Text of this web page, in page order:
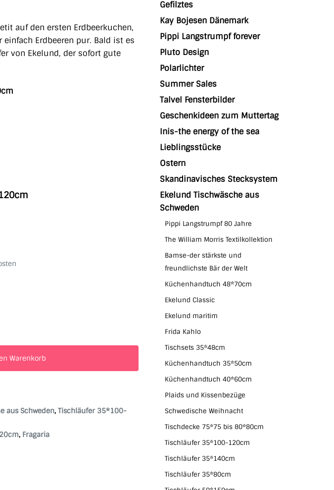
auf den ersten Erdbeerkuchen,
Erdbeeren pur. Bald ist es
von Ekelund, der sofort gute
Warenkorb
aus Schweden, Tischläufer 35*100-
, Fragaria
Gefilztes
Kay Bojesen Dänemark
Pippi Langstrumpf forever
Pluto Design
Polarlichter
Summer Sales
Talvel Fensterbilder
Geschenkideen zum Muttertag
Inis-the energy of the sea
Lieblingsstücke
Ostern
Skandinavisches Stecksystem
Ekelund Tischwäsche aus
Schweden
Pippi Langstrumpf 80 Jahre
The William Morris Textilkollektion
Bamse-der stärkste und
freundlichste Bär der Welt
Küchenhandtuch 48*70cm
Ekelund Classic
Ekelund maritim
Frida Kahlo
Tischsets 35*48cm
Küchenhandtuch 35*50cm
Küchenhandtuch 40*60cm
Plaids und Kissenbezüge
Schwedische Weihnacht
Tischdecke 75*75 bis 80*80cm
Tischläufer 35*100-120cm
Tischläufer 35*140cm
Tischläufer 35*80cm